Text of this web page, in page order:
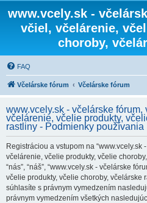
www.vcely.sk -
včiel, včelárenie,
choroby,
FAQ
Včelárske fórum Včelárske fórum
www.vcely.sk - včelárske fórum,
včelárenie, včelie produkty,
rastliny - Podmienky používania
Registráciou a vstupom na “www.vcely.sk
včelárenie, včelie produkty, včelie
“nás”, “náš”, “www.vcely.sk - včelárske
včelie produkty, včelie choroby, včelárske
súhlasíte s právnym vymedzením
právnym vymedzením všetkých